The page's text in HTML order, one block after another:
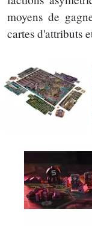
moyens de
cartes d'attributs